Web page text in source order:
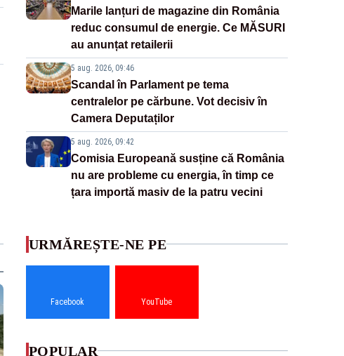
Marile lanțuri de magazine din România
reduc consumul de energie. Ce MĂSURI
au anunțat retailerii
5 aug. 2026, 09:46
Scandal în Parlament pe tema
centralelor pe cărbune. Vot decisiv în
Camera Deputaților
5 aug. 2026, 09:42
Comisia Europeană susține că România
nu are probleme cu energia, în timp ce
țara importă masiv de la patru vecini
URMĂREȘTE-NE PE
Facebook YouTube
POPULAR